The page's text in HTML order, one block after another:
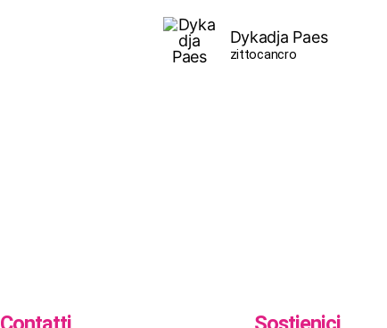
Dykadja Paes
zittocancro